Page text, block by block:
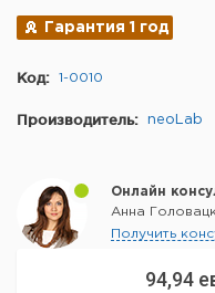
94,94
Гарантия 1 год
Код: 1-0010
Производитель: neoLab
Онлайн
Анна
Получить